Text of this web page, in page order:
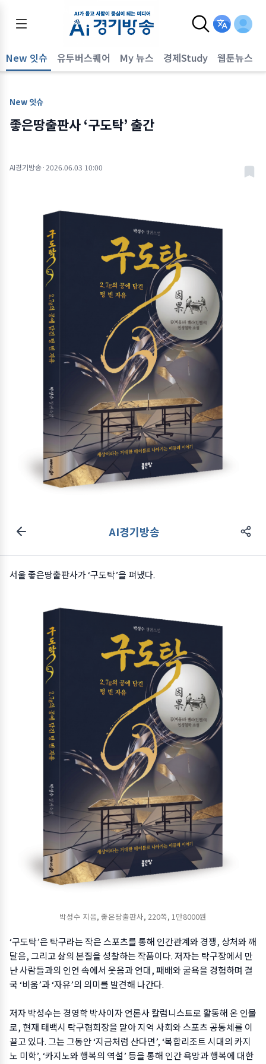
New 잇슈 유투버스퀘어 My 뉴스 경제Study 웹툰뉴스
New 잇슈
좋은땅출판사 ‘구도탁’ 출간
AI경기방송·2026.06.03 10:00
AI경기방송
서울 좋은땅출판사가 ‘구도탁’을 펴냈다.
박성수 지음, 좋은땅출판사, 220쪽, 1만8000원
‘구도탁’은 탁구라는 작은 스포츠를 통해 인간관계와 경쟁, 상처와 깨
달음, 그리고 삶의 본질을 성찰하는 작품이다. 저자는 탁구장에서 만
난 사람들과의 인연 속에서 웃음과 연대, 패배와 굴욕을 경험하며 결
국 ‘비움’과 ‘자유’의 의미를 발견해 나간다.
저자 박성수는 경영학 박사이자 언론사 칼럼니스트로 활동해 온 인물
로, 현재 태백시 탁구협회장을 맡아 지역 사회와 스포츠 공동체를 이
끌고 있다. 그는 그동안 ‘지금처럼 산다면’, ‘복합리조트 시대의 카지
노 미학’, ‘카지노와 행복의 역설’ 등을 통해 인간 욕망과 행복에 대한